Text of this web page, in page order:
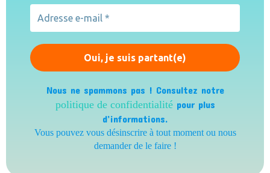
Nous ne spammons pas ! Consultez notre
politique de confidentialitépour plus
d’informations.
Vous pouvez vous désinscrire à tout moment ou nous
demander de le faire !